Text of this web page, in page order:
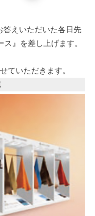
答えいただいた各日先
』を差し上げます。
ていただきます。